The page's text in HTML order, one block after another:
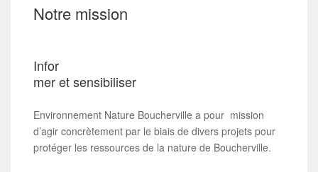
Notre mission
Infor
mer et sensibiliser
Environnement Nature Boucherville a pour mission
d’agir concrètement par le biais de divers projets pour
protéger les ressources de la nature de Boucherville.